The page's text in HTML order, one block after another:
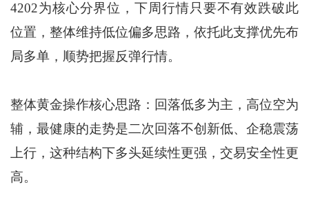
4202为核心分界位，下周行情只要不有效跌破此
位置，整体维持低位偏多思路，依托此支撑优先布
局多单，顺势把握反弹行情。
整体黄金操作核心思路：回落低多为主，高位空为
辅，最健康的走势是二次回落不创新低、企稳震荡
上行，这种结构下多头延续性更强，交易安全性更
高。